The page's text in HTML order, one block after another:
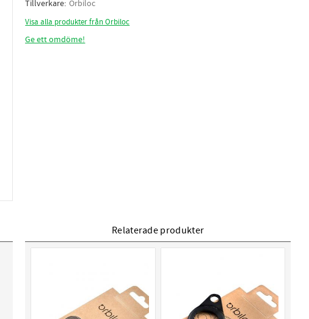
Tillverkare Orbiloc
Visa alla produkter från Orbiloc
Ge ett omdöme!
Relaterade produkter